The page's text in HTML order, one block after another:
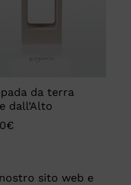
da terra
dall’Alto
€
sito web e